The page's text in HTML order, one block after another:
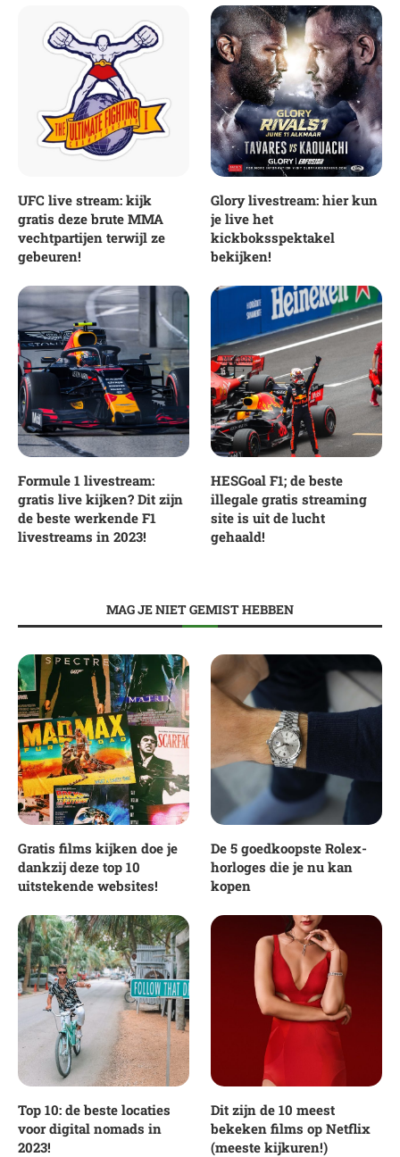
UFC live stream: kijk
gratis deze brute MMA
vechtpartijen terwijl ze
gebeuren!
Glory livestream: hier kun
je live het
kickboksspektakel
bekijken!
Formule 1 livestream:
gratis live kijken? Dit zijn
de beste werkende F1
livestreams in 2023!
HESGoal F1; de beste
illegale gratis streaming
site is uit de lucht
gehaald!
MAG JE NIET GEMIST HEBBEN
Gratis films kijken doe je
dankzij deze top 10
uitstekende websites!
De 5 goedkoopste Rolex-
horloges die je nu kan
kopen
Top 10: de beste locaties
voor digital nomads in
2023!
Dit zijn de 10 meest
bekeken films op Netflix
(meeste kijkuren!)